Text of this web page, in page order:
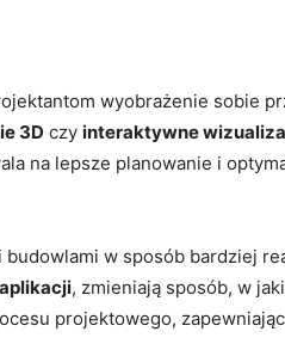
‌wyobrażenie sobie
3D czy interaktywne
na lepsze planowanie i
w sposób bardziej
, zmieniają sposób, w
projektowego,